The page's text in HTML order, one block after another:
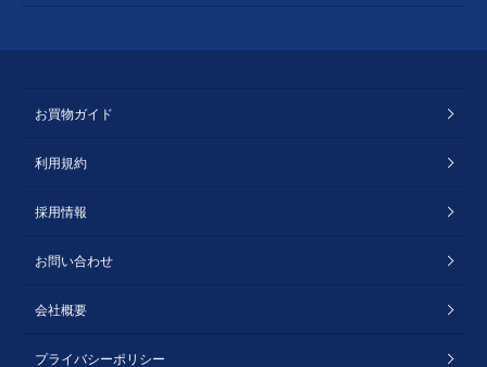
お買物ガイド
利用規約
採用情報
お問い合わせ
会社概要
プライバシーポリシー